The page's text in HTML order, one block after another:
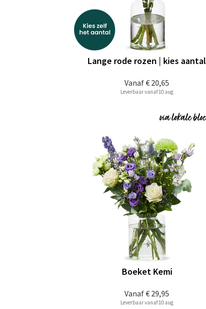
Vanaf€ 20,65
Lange rode rozen | kies aantal
Leverbaar vanaf 10 aug
Vanaf€ 29,95
Boeket Kemi
Leverbaar vanaf 10 aug